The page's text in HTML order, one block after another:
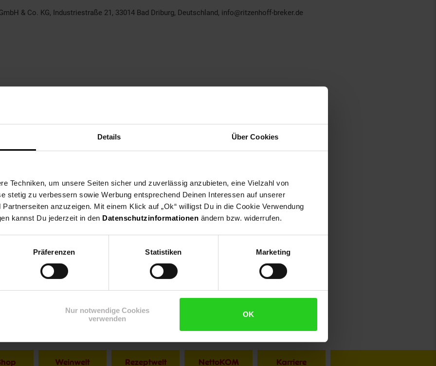
Details Über Cookies
Techniken, um unsere Seiten sicher und zuverlässig anzubieten, eine Vielzahl von
stetig zu verbessern sowie Werbung entsprechend Deinen Interessen auf unserer
anzuzeigen. Mit einem Klick auf „Ok“ willigst Du in die Cookie Verwendung
kannst Du jederzeit in den Datenschutzinformationen ändern bzw. widerrufen.
Präferenzen Statistiken Marketing
Nur notwendige Cookies
verwenden
OK
& Co. KG, Industriestraße 21, 33014 Bad Driburg, Deutschland, info@ritzenhoff-breker.de
Weinwelt Rezeptwelt NettoKOM Karriere